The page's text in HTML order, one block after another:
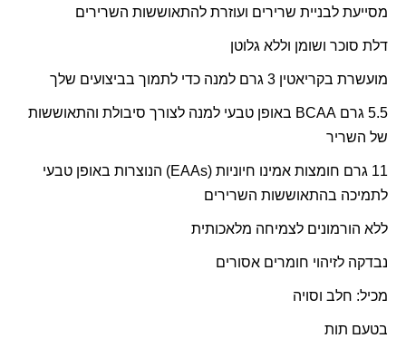
מסייעת לבניית שרירים ועוזרת להתאוששות השרירים
דלת סוכר ושומן וללא גלוטן
מועשרת בקריאטין 3 גרם למנה כדי לתמוך בביצועים שלך
5.5 גרם BCAA באופן טבעי למנה לצורך סיבולת והתאוששות
של השריר
11 גרם חומצות אמינו חיוניות ( EAAs) הנוצרות באופן טבעי
לתמיכה בהתאוששות השרירים
ללא הורמונים לצמיחה מלאכותית
נבדקה לזיהוי חומרים אסורים
מכיל: חלב וסויה
בטעם תות